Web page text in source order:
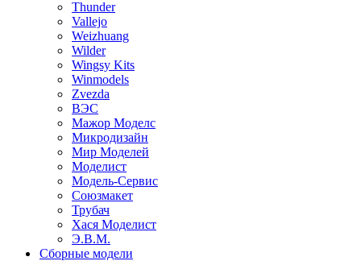
Thunder
Vallejo
Weizhuang
Wilder
Wingsy Kits
Winmodels
Zvezda
ВЭС
Мажор Моделс
Микродизайн
Мир Моделей
Моделист
Модель-Сервис
Союзмакет
Трубач
Хася Моделист
Э.В.М.
Сборные модели